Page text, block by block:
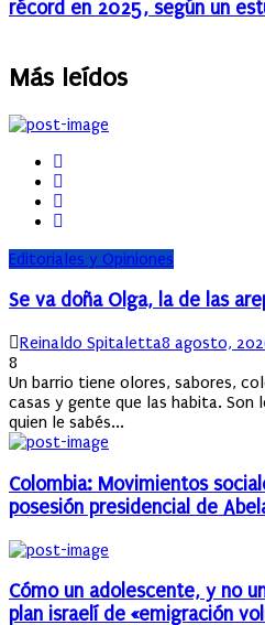
récord en 2025, según un
Más leídos
Editoriales y Opiniones
Se va doña Olga, la de las
Author
Reinaldo SpitalettaPosted
8 agosto,
8
Un barrio tiene olores, sabores,
casas y gente que las habita. Son
quien le sabés...
Colombia: Movimientos
posesión presidencial de
Cómo un adolescente, y no
plan israelí de «emigración